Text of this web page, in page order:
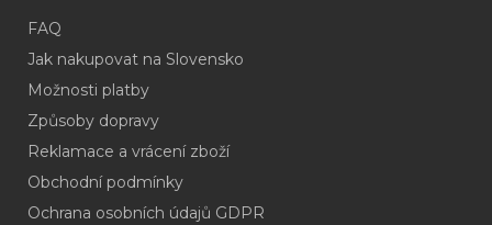
FAQ
Jak nakupovat na Slovensko
Možnosti platby
Způsoby dopravy
Reklamace a vrácení zboží
Obchodní podmínky
Ochrana osobních údajů GDPR
(odpověď
do